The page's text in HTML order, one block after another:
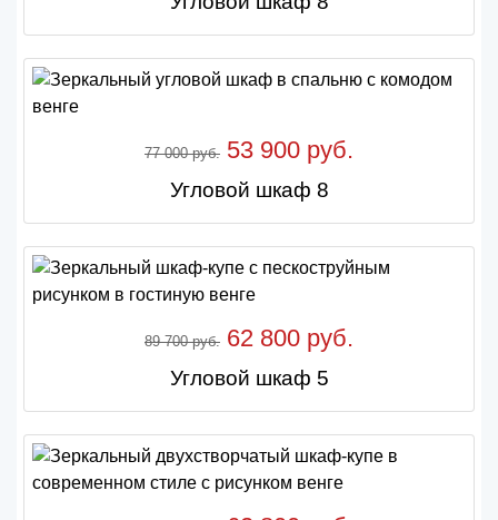
77 000 руб. 53 900 руб.
Угловой шкаф 8
89 700 руб. 62 800 руб.
Угловой шкаф 5